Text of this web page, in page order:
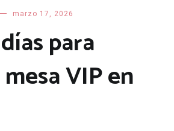
marzo 17, 2026
para
VIP en